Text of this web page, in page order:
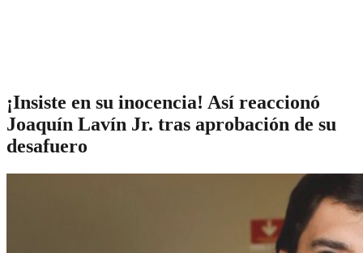
¡Insiste en su inocencia! Así reaccionó
Joaquín Lavín Jr. tras aprobación de su
desafuero